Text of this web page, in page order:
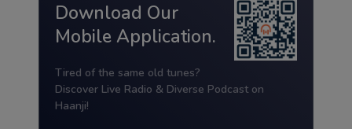
Download Our
Mobile Application.
Tired of the same old tunes?
Discover Live Radio & Diverse Podcast on
Haanji!